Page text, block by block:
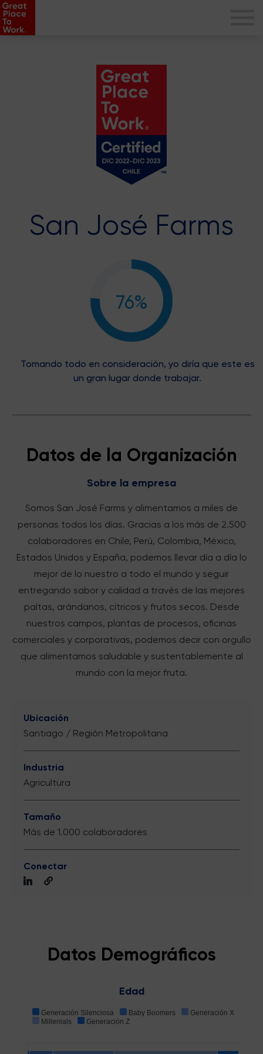
San José Farms
76%
Tomando todo en consideración, yo diría que este es
un gran lugar donde trabajar.
Datos de la Organización
Sobre la empresa
Somos San José Farms y alimentamos a miles de
personas todos los días. Gracias a los más de 2.500
colaboradores en Chile, Perú, Colombia, México,
Estados Unidos y España, podemos llevar día a día lo
mejor de lo nuestro a todo el mundo y seguir
entregando sabor y calidad a través de las mejores
paltas, arándanos, cítricos y frutos secos. Desde
nuestros campos, plantas de procesos, oficinas
comerciales y corporativas, podemos decir con orgullo
que alimentamos saludable y sustentablemente al
mundo con la mejor fruta.
Ubicación
Santiago / Región Metropolitana
Industria
Agricultura
Tamaño
Más de 1.000 colaboradores
Conectar
Datos Demográficos
Edad
Generación Silenciosa Baby Boomers
Generación X
Millenials
Generación Z